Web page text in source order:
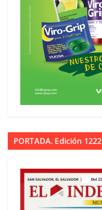
PORTADA. Edición 1222